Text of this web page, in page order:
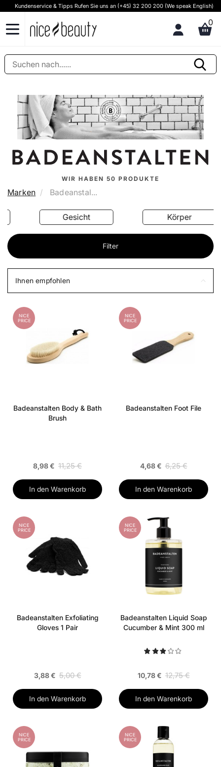
Kundenservice & Tipps Rufen Sie uns an (+45) 32 200 200 (We speak English)
0
WIR HABEN 50 PRODUKTE
Marken Badeanstal...
Gesicht Körper
Filter
Ihnen empfohlen
NICE
PRICE
Badeanstalten Body & Bath
Brush
8,98 € 11,25 €
In den Warenkorb
NICE
PRICE
Badeanstalten Foot File
4,68 € 6,25 €
In den Warenkorb
NICE
PRICE
Badeanstalten Exfoliating
Gloves 1 Pair
3,88 € 5,00 €
In den Warenkorb
NICE
PRICE
Badeanstalten Liquid Soap
Cucumber & Mint 300 ml
10,78 € 12,75 €
In den Warenkorb
NICE
PRICE
NICE
PRICE